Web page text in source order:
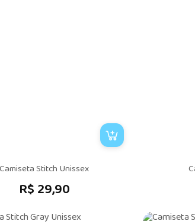
Camiseta Stitch Unissex
R$ 29,90